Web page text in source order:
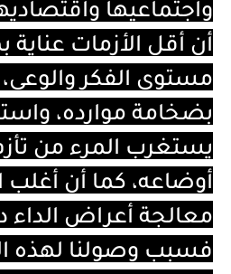
واجتماعيها
أن أقل الأزمات عناية
مستوى الفكر والوعي،
بضخامة موارده،
يستغرب المرء من
أوضاعه، كما أن أغلب
معالجة أعراض الداء
فسبب وصولنا لهذه